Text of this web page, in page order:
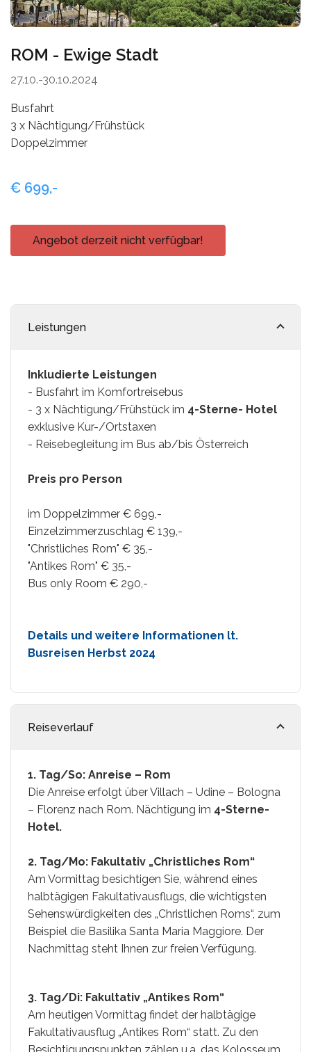
Thailand
Zypern
Mykonos
Paros
Patmos
Pilion
Sifnos
Syros
Tinos
Hochzeit
ROM - Ewige Stadt
27.10.-30.10.2024
Busfahrt
3 x Nächtigung/Frühstück
Doppelzimmer
€ 699,-
Angebot derzeit nicht verfügbar!
Leistungen
Inkludierte Leistungen
- Busfahrt im Komfortreisebus
- 3 x Nächtigung/Frühstück im 4-Sterne- Hotel
exklusive Kur-/Ortstaxen
- Reisebegleitung im Bus ab/bis Österreich
Preis pro Person
im Doppelzimmer € 699,-
Einzelzimmerzuschlag € 139,-
"Christliches Rom" € 35,-
"Antikes Rom" € 35,-
Bus only Room € 290,-
Details und weitere Informationen lt.
Busreisen Herbst 2024
Reiseverlauf
1. Tag/So: Anreise – Rom
Die Anreise erfolgt über Villach – Udine – Bologna
– Florenz nach Rom. Nächtigung im 4-Sterne-
Hotel.
2. Tag/Mo: Fakultativ „Christliches Rom“
Am Vormittag besichtigen Sie, während eines
halbtägigen Fakultativausflugs, die wichtigsten
Sehenswürdigkeiten des „Christlichen Roms“, zum
Beispiel die Basilika Santa Maria Maggiore. Der
Nachmittag steht Ihnen zur freien Verfügung.
3. Tag/Di: Fakultativ „Antikes Rom“
Am heutigen Vormittag findet der halbtägige
Fakultativausflug „Antikes Rom“ statt. Zu den